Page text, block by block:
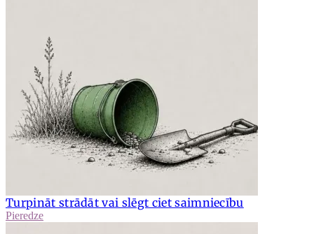
Turpināt strādāt vai slēgt ciet saimniecību
Pieredze